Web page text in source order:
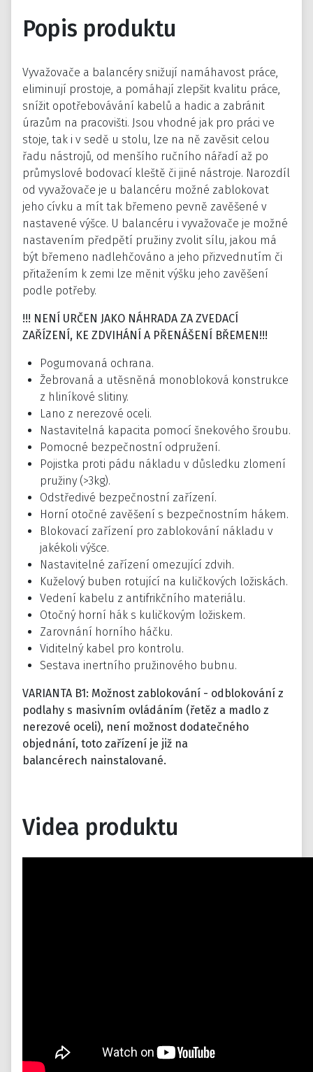
Popis produktu
Vyvažovače a balancéry snižují namáhavost práce,
eliminují prostoje, a pomáhají zlepšit kvalitu práce,
snížit opotřebovávání kabelů a hadic a zabránit
úrazům na pracovišti. Jsou vhodné jak pro práci ve
stoje, tak i v sedě u stolu, lze na ně zavěsit celou
řadu nástrojů, od menšího ručního nářadí až po
průmyslové bodovací kleště či jiné nástroje. Narozdíl
od vyvažovače je u balancéru možné zablokovat
jeho cívku a mít tak břemeno pevně zavěšené v
nastavené výšce. U balancéru i vyvažovače je možné
nastavením předpětí pružiny zvolit sílu, jakou má
být břemeno nadlehčováno a jeho přizvednutím či
přitažením k zemi lze měnit výšku jeho zavěšení
podle potřeby.
!!! NENÍ URČEN JAKO NÁHRADA ZA ZVEDACÍ
ZAŘÍZENÍ, KE ZDVIHÁNÍ A PŘENÁŠENÍ BŘEMEN!!!
Pogumovaná ochrana.
Žebrovaná a utěsněná monobloková konstrukce
z hliníkové slitiny.
Lano z nerezové oceli.
Nastavitelná kapacita pomocí šnekového šroubu.
Pomocné bezpečnostní odpružení.
Pojistka proti pádu nákladu v důsledku zlomení
pružiny (>3kg).
Odstředivé bezpečnostní zařízení.
Horní otočné zavěšení s bezpečnostním hákem.
Blokovací zařízení pro zablokování nákladu v
jakékoli výšce.
Nastavitelné zařízení omezující zdvih.
Kuželový buben rotující na kuličkových ložiskách.
Vedení kabelu z antifrikčního materiálu.
Otočný horní hák s kuličkovým ložiskem.
Zarovnání horního háčku.
Viditelný kabel pro kontrolu.
Sestava inertního pružinového bubnu.
VARIANTA B1: Možnost zablokování - odblokování z
podlahy s masivním ovládáním (řetěz a madlo z
nerezové oceli), není možnost dodatečného
objednání, toto zařízení je již na
balancérech nainstalované.
Videa produktu